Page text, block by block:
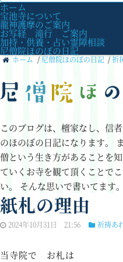
ホーム
宝池寺について
龍神護摩のご案内
お写経 滝行 ご案内
加持・供養・占い霊障相談
尼僧院ほのぼの日記
ホーム / 尼僧院ほのぼの日記 /祈
このブログは、檀家なし、信
のほのぼの日記になります。
僧という生き方があることを知
ていくお寺を観て頂くことで
い。 そんな思いで書いてます。
紙札の理由
2024年10月31日 21:56 祈祷あ
当寺院で お札は